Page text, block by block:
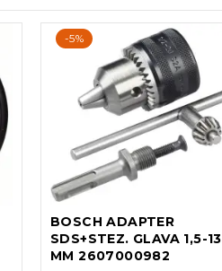
-5%
BOSCH ADAPTER
SDS+STEZ. GLAVA 1,5-13
MM 2607000982